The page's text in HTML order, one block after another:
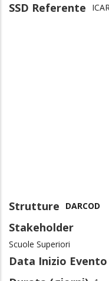
SSD Referente
Strutture DARCOD
Stakeholder
Scuole Superiori
Data Inizio Evento